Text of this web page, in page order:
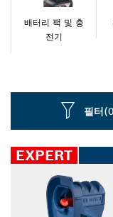
배터리 팩 및 충
전기
필터
EXPERT